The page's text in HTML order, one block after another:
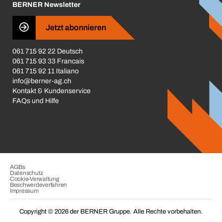
Business Conduct
BERNER Newsletter
Jetzt abonnieren
061 715 92 22 Deutsch
061 715 93 33 Francais
061 715 92 11 Italiano
info@berner-ag.ch
Kontakt & Kundenservice
FAQs und Hilfe
Copyright © 2026 der BERNER Gruppe. Alle Rechte vorbehalten.
AGBs
Datenschutz
Cookie-Verwaltung
Beschwerdeverfahren
Impressum